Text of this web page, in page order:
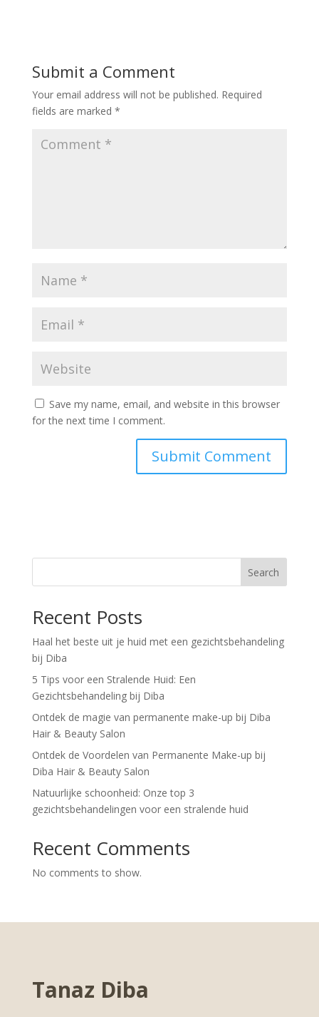
Submit a Comment
Your email address will not be published. Required
fields are marked *
Save my name, email, and website in this browser
for the next time I comment.
Search
Recent Posts
Haal het beste uit je huid met een gezichtsbehandeling
bij Diba
5 Tips voor een Stralende Huid: Een
Gezichtsbehandeling bij Diba
Ontdek de magie van permanente make-up bij Diba
Hair & Beauty Salon
Ontdek de Voordelen van Permanente Make-up bij
Diba Hair & Beauty Salon
Natuurlijke schoonheid: Onze top 3
gezichtsbehandelingen voor een stralende huid
Recent Comments
No comments to show.
Tanaz Diba